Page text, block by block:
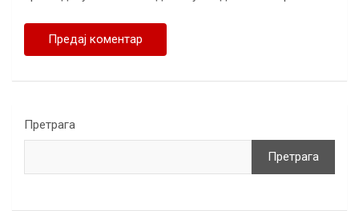
Претрага
Претрага